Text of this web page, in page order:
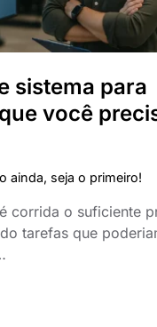
sistema para
você
ainda, seja o primeiro!
corrida o suficiente
tarefas que